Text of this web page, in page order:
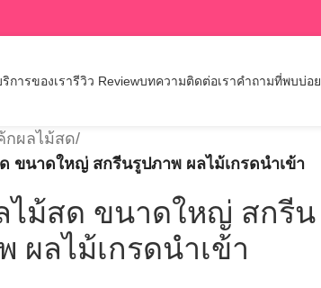
การของเรารีวิว Reviewบทความติดต่อเราคำถามที่พบบ่อย
กผลไม้สด/
ขนาดใหญ่ สกรีนรูปภาพ ผลไม้เกรดนำเข้า
ไม้สด ขนาดใหญ่ สกรีน
ผลไม้เกรดนำเข้า